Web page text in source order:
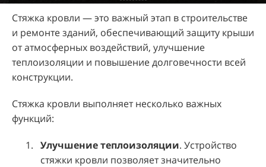
Стяжка кровли — это важный этап в строительстве
и ремонте зданий, обеспечивающий защиту крыши
от атмосферных воздействий, улучшение
теплоизоляции и повышение долговечности всей
конструкции.
Стяжка кровли выполняет несколько важных
функций:
Улучшение теплоизоляции. Устройство
стяжки кровли позволяет значительно